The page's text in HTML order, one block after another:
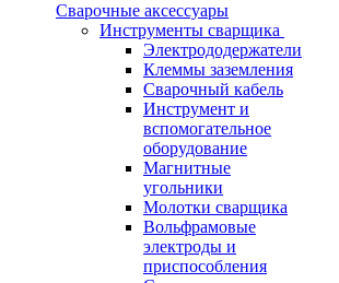
Сварочные аксессуары
Инструменты сварщика
Электрододержатели
Клеммы заземления
Сварочный кабель
Инструмент и
вспомогательное
оборудование
Магнитные
угольники
Молотки сварщика
Вольфрамовые
электроды и
приспособления